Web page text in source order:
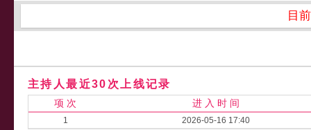
目
主持人最近30次上线记录
项 次 进 入 时 间
1 2026-05-16 17:40